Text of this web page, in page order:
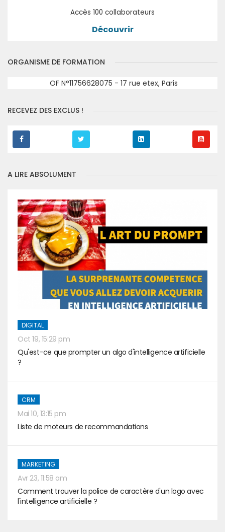
Accès 100 collaborateurs
Découvrir
ORGANISME DE FORMATION
OF N°11756628075 - 17 rue etex, Paris
RECEVEZ DES EXCLUS !
A LIRE ABSOLUMENT
DIGITAL
Oct 19, 15:29 pm
Qu'est-ce que prompter un algo d'intelligence artificielle
?
CRM
Mai 10, 13:15 pm
Liste de moteurs de recommandations
MARKETING
Avr 23, 11:58 am
Comment trouver la police de caractère d'un logo avec
l'intelligence artificielle ?